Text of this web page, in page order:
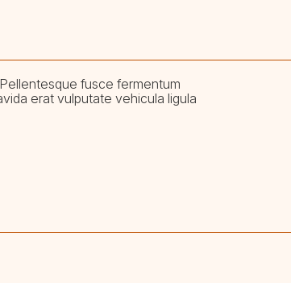
fusce fermentum
erat vulputate vehicula ligula